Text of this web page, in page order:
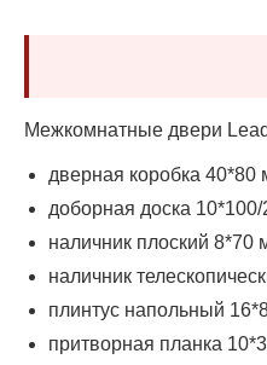
Межкомнатные двери
дверная коробка 40*80
доборная доска
наличник плоский
наличник
плинтус напольный
притворная планка